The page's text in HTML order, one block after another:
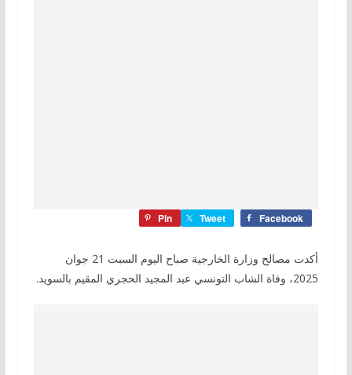
Facebook
Tweet
Pin
أكدت مصالح وزارة الخارجية صباح اليوم السبت 21 جوان
2025، وفاة الشاب التونسي عبد المجيد الحجري المقيم بالسويد.